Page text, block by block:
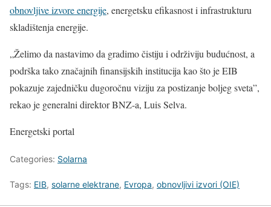
obnovljive izvore energije, energetsku efikasnost i infrastrukturu
skladištenja energije.
„Želimo da nastavimo da gradimo čistiju i održiviju budućnost, a
podrška tako značajnih finansijskih institucija kao što je EIB
pokazuje zajedničku dugoročnu viziju za postizanje boljeg sveta”,
rekao je generalni direktor BNZ-a, Luis Selva.
Energetski portal
Categories: Solarna
Tags: EIB, solarne elektrane, Evropa, obnovljivi izvori (OIE)